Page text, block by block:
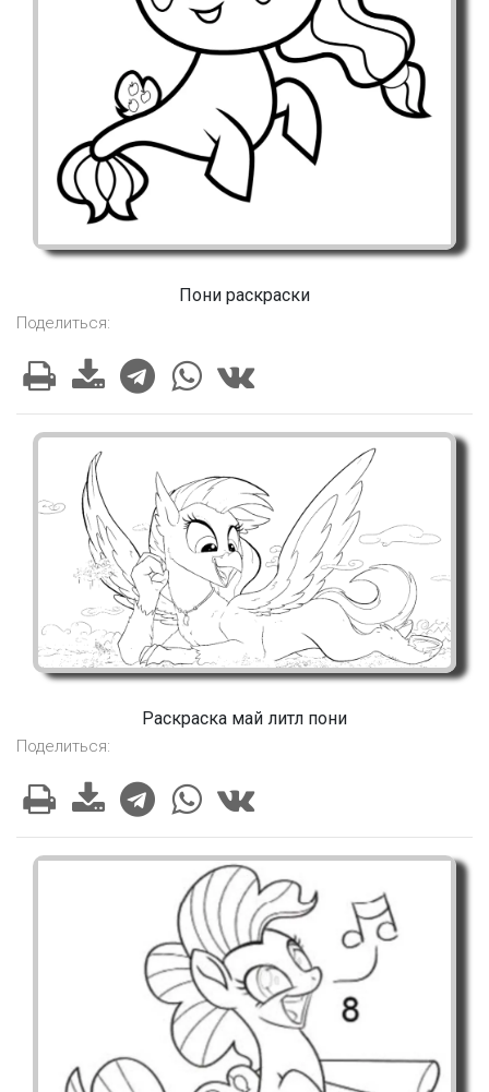
Пони раскраски
Поделиться:
Раскраска май литл пони
Поделиться: